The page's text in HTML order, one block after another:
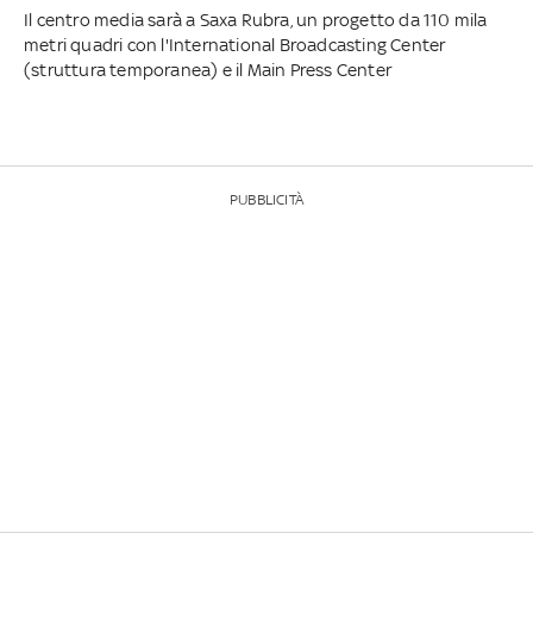
Il centro media sarà a Saxa Rubra, un progetto da 110 mila
metri quadri con l'International Broadcasting Center
(struttura temporanea) e il Main Press Center
PUBBLICITÀ